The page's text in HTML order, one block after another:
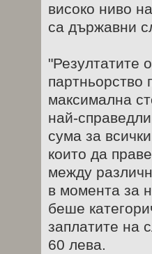
високо ниво
са държавни
"Резултатите
партньорство
максимална
най-
сума за
които да
между
в момента за
беше
заплатите на
60 лева.